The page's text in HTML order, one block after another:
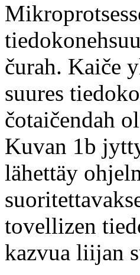
čurah. Kaiče
suures
čotaičendah
Kuvan 1b
lähettäy
tovellizen
kazvua liijan